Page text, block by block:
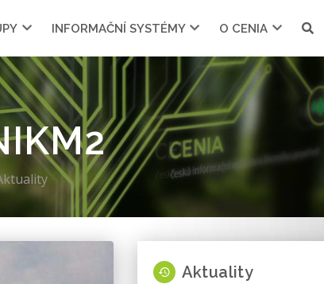
INFORMAČNÍ SYSTÉMY O CENIA
Aktuality